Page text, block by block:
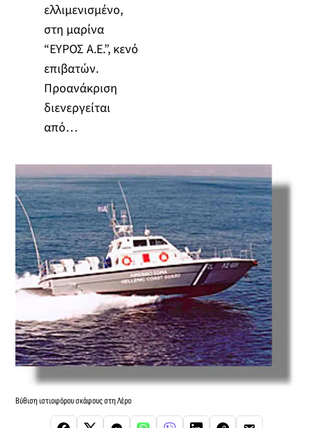
ελλιμενισμένο,
στη μαρίνα
“ΕΥΡΟΣ Α.Ε.”, κενό
επιβατών.
Προανάκριση
διενεργείται
από…
Βύθιση ιστιοφόρου σκάφους στη Λέρο